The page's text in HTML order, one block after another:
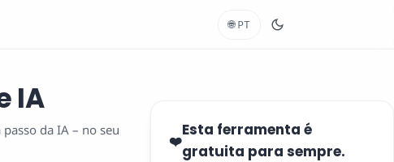
🌐 PT
IA
da IA ​​– no seu
❤️
Esta ferramenta é
gratuita para sempre.